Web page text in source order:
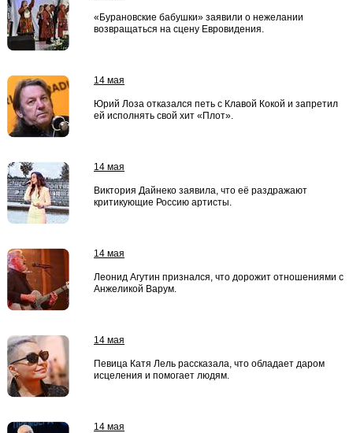
«Бурановские бабушки» заявили о нежелании
возвращаться на сцену Евровидения.
14 мая
Юрий Лоза отказался петь с Клавой Кокой и запретил
ей исполнять свой хит «Плот».
14 мая
Виктория Дайнеко заявила, что её раздражают
критикующие Россию артисты.
14 мая
Леонид Агутин признался, что дорожит отношениями с
Анжеликой Варум.
14 мая
Певица Катя Лель рассказала, что обладает даром
исцеления и помогает людям.
14 мая